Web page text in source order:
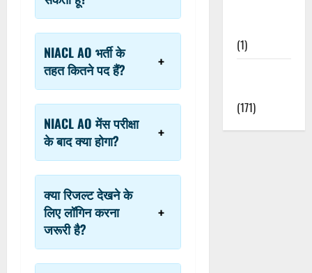
NIACL AO भर्ती के
तहत कितने पद हैं?
NIACL AO मेंस परीक्षा
के बाद क्या होगा?
क्या रिजल्ट देखने के
लिए लॉगिन करना
जरूरी है?
(1)
(171)